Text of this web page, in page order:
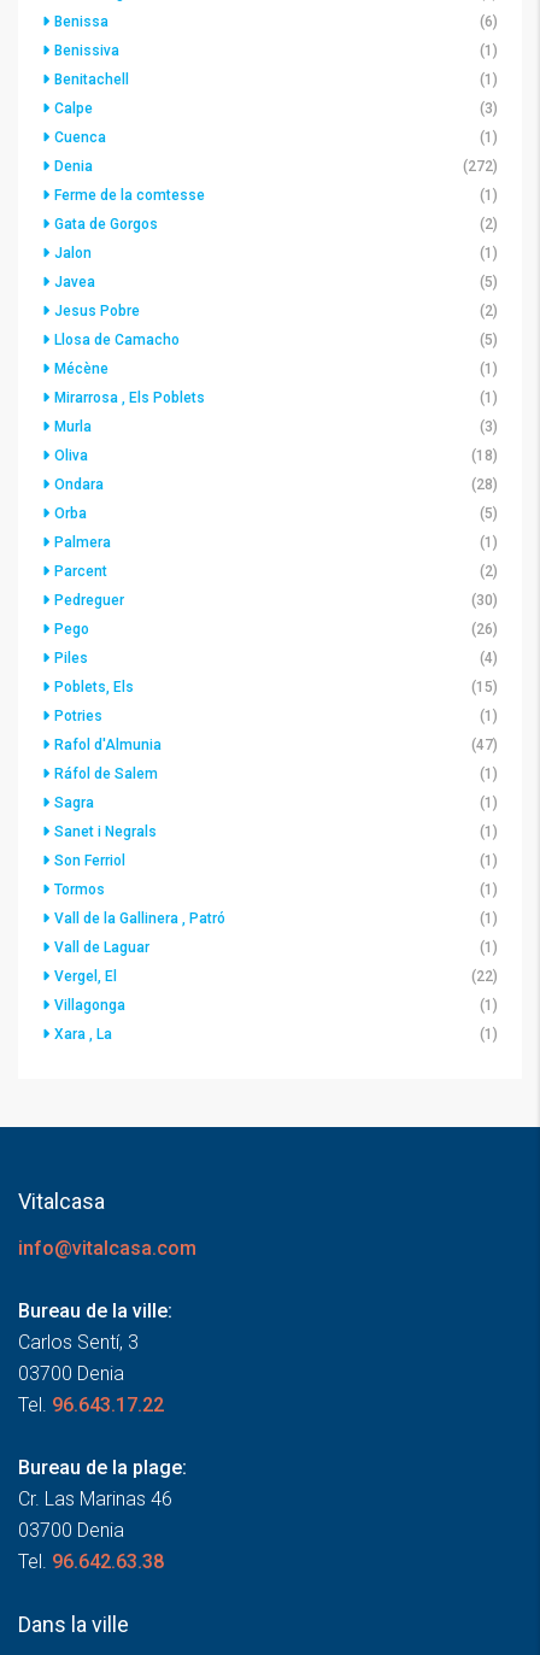
Benissa
(6)
Benissiva
(1)
Benitachell
(1)
Calpe
(3)
Cuenca
(1)
Denia
(272)
Ferme de la comtesse
(1)
Gata de Gorgos
(2)
Jalon
(1)
Javea
(5)
Jesus Pobre
(2)
Llosa de Camacho
(5)
Mécène
(1)
Mirarrosa , Els Poblets
(1)
Murla
(3)
Oliva
(18)
Ondara
(28)
Orba
(5)
Palmera
(1)
Parcent
(2)
Pedreguer
(30)
Pego
(26)
Piles
(4)
Poblets, Els
(15)
Potries
(1)
Rafol d'Almunia
(47)
Ráfol de Salem
(1)
Sagra
(1)
Sanet i Negrals
(1)
Son Ferriol
(1)
Tormos
(1)
Vall de la Gallinera , Patró
(1)
Vall de Laguar
(1)
Vergel, El
(22)
Villagonga
(1)
Xara , La
(1)
Vitalcasa
info@vitalcasa.com
Bureau de la ville:
Carlos Sentí, 3
03700 Denia
Tel. 96.643.17.22
Bureau de la plage:
Cr. Las Marinas 46
03700 Denia
Tel. 96.642.63.38
Dans la ville